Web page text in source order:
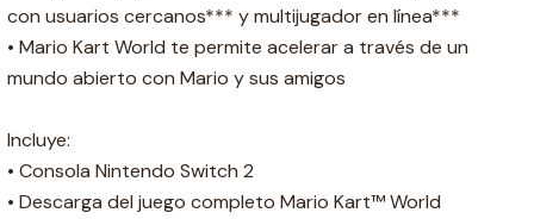
con usuarios cercanos*** y multijugador en línea***
• Mario Kart World te permite acelerar a través de un
mundo abierto con Mario y sus amigos
Incluye:
• Consola Nintendo Switch 2
• Descarga del juego completo Mario Kart™ World